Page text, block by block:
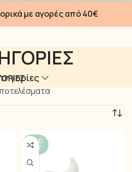
με αγορές από 40€
SOLD
OUT